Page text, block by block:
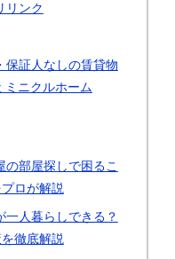
リンク
保証人なしの賃貸物
ミニクルホーム
の部屋探しで困るこ
ロが解説
一人暮らしできる？
徹底解説